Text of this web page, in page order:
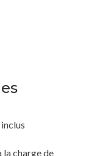
la charge de